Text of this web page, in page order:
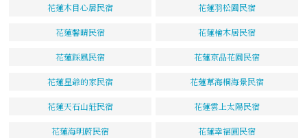
花蓮木目心居民宿 花蓮羽松園民宿
花蓮馨晴民宿 花蓮檜木居民宿
花蓮踩風民宿 花蓮京品花園民宿
花蓮星爺的家民宿 花蓮草海桐海景民宿
花蓮天石山莊民宿 花蓮雲上太陽民宿
花蓮海明蔚民宿 花蓮幸福圓民宿